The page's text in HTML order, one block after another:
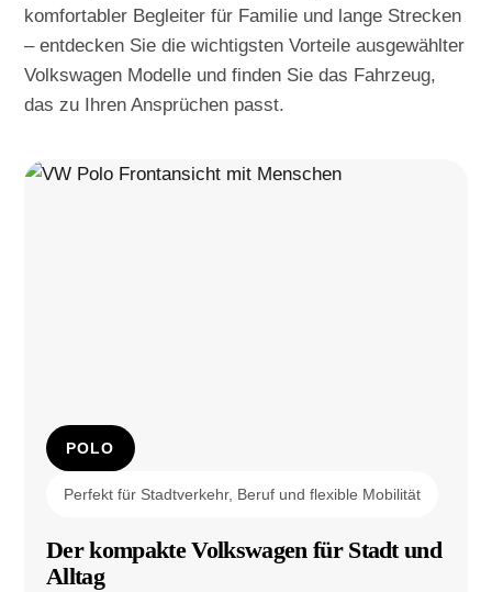
komfortabler Begleiter für Familie und lange Strecken
– entdecken Sie die wichtigsten Vorteile ausgewählter
Volkswagen Modelle und finden Sie das Fahrzeug,
das zu Ihren Ansprüchen passt.
POLO
Perfekt für Stadtverkehr, Beruf und flexible Mobilität
Der kompakte Volkswagen für Stadt und
Alltag